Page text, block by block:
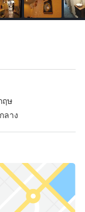
ฤษ
ลาง